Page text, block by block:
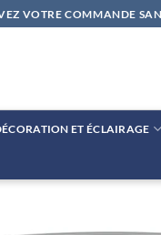
VOTRE COMMANDE
ET ÉCLAIRAGE